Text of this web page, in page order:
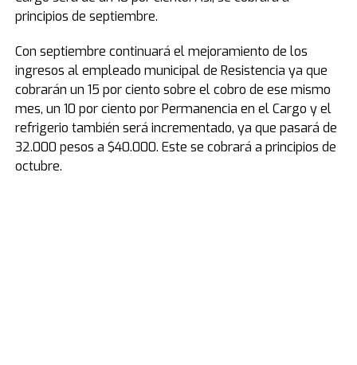
principios de septiembre.
Con septiembre continuará el mejoramiento de los
ingresos al empleado municipal de Resistencia ya que
cobrarán un 15 por ciento sobre el cobro de ese mismo
mes, un 10 por ciento por Permanencia en el Cargo y el
refrigerio también será incrementado, ya que pasará de
32.000 pesos a $40.000. Este se cobrará a principios de
octubre.